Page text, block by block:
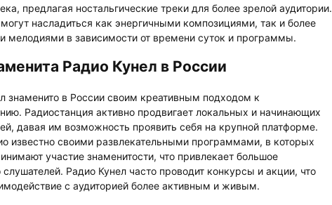
предлагая ностальгические треки для более зрелой аудитории.
насладиться как энергичными композициями, так и более
мелодиями в зависимости от времени суток и программы.
Радио Кунел в России
знаменито в России своим креативным подходом к
Радиостанция активно продвигает локальных и начинающих
давая им возможность проявить себя на крупной платформе.
известно своими развлекательными программами, в которых
участие знаменитости, что привлекает большое
слушателей. Радио Кунел часто проводит конкурсы и акции, что
с аудиторией более активным и живым.